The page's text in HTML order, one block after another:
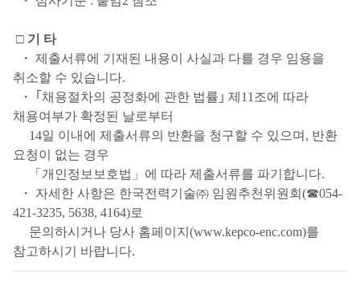
□ 기 타
・ 제출서류에 기재된 내용이 사실과 다를 경우 임용을
취소할 수 있습니다.
・ ｢채용절차의 공정화에 관한 법률｣ 제11조에 따라
채용여부가 확정된 날로부터
14일 이내에 제출서류의 반환을 청구할 수 있으며, 반환
요청이 없는 경우
「개인정보보호법」에 따라 제출서류를 파기합니다.
・ 자세한 사항은 한국전력기술㈜ 임원추천위원회(☎054-
421-3235, 5638, 4164)로
문의하시거나 당사 홈페이지(www.kepco-enc.com)를
참고하시기 바랍니다.